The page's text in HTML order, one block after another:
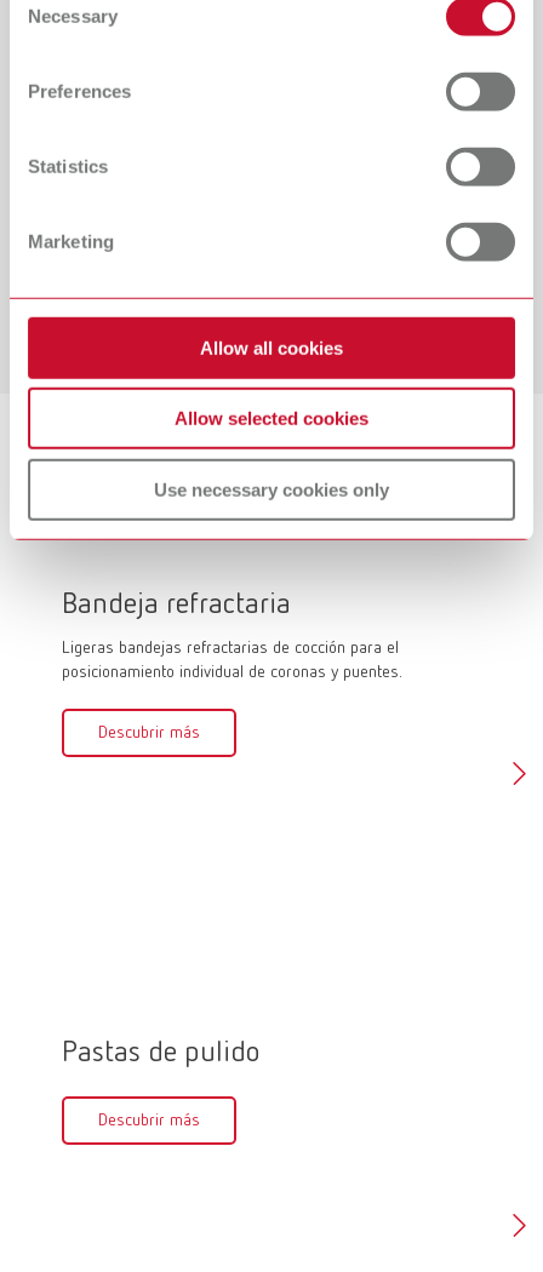
characteristics (fingerprinting)
Find out more about how your personal data is processed
and set your preferences in the details section. You can
change or withdraw your consent any time from the
Selection
Necessary
Preferences
Statistics
Marketing
Allow all cookies
Allow selected cookies
Use necessary cookies only
En el tratamiento de superficies, los abrasivos Rolloblast
eliminación de material – ideal para superficies sensibles.
agresiva para la eliminación rápida y completa de óxidos
Descubre en nuestro blog por qué un abrasivo limpio y de
calidad es esencial para el tratamiento de superficies.
Ir al artículo del blog
Nuestros destacados para tus
necesidades diarias
Bandeja refractaria
Ligeras bandejas refractarias de cocción para el
posicionamiento individual de coronas y puentes.
Descubrir más
Pastas de pulido
Descubrir más